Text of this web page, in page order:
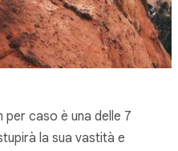
caso è una delle 7
la sua vastità e